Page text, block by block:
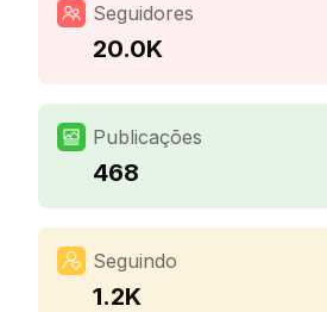
Seguidores
20.0K
Publicações
468
Seguindo
1.2K